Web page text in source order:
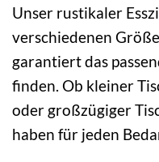
Unser rustikaler
verschiedenen
garantiert das
finden. Ob kleiner
oder großzügiger
haben für jeden